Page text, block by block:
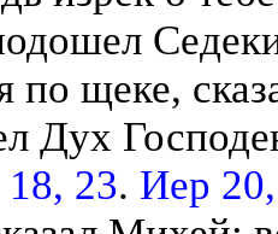
по щеке,
Дух
23. Иер